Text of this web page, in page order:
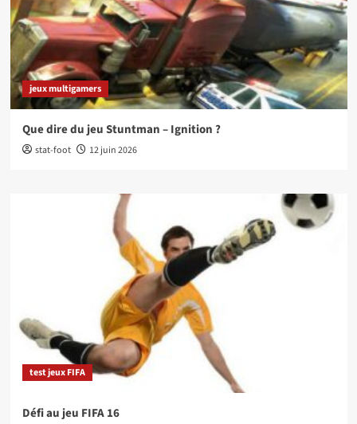
jeux multigamers
Que dire du jeu Stuntman – Ignition ?
stat-foot 12 juin 2026
test jeux FIFA
Défi au jeu FIFA 16